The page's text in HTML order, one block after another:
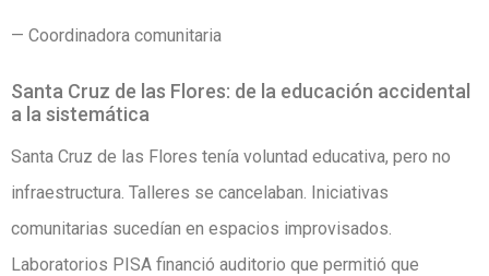
— Coordinadora comunitaria
Santa Cruz de las Flores: de la educación accidental
a la sistemática
Santa Cruz de las Flores tenía voluntad educativa, pero no
infraestructura. Talleres se cancelaban. Iniciativas
comunitarias sucedían en espacios improvisados.
Laboratorios PISA financió auditorio que permitió que